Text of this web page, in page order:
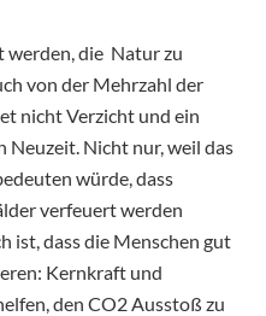
werden, die Natur zu
von der Mehrzahl der
nicht Verzicht und ein
Neuzeit. Nicht nur, weil das
würde, dass
verfeuert werden
ist, dass die Menschen gut
Kernkraft und
den CO2 Ausstoß zu